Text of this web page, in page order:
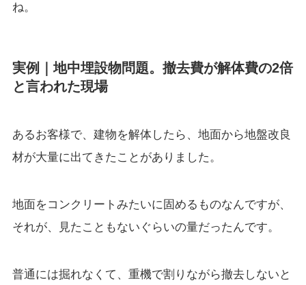
ね。
実例｜地中埋設物問題。撤去費が解体費の2倍
と言われた現場
あるお客様で、建物を解体したら、地面から地盤改良
材が大量に出てきたことがありました。
地面をコンクリートみたいに固めるものなんですが、
それが、見たこともないぐらいの量だったんです。
普通には掘れなくて、重機で割りながら撤去しないと